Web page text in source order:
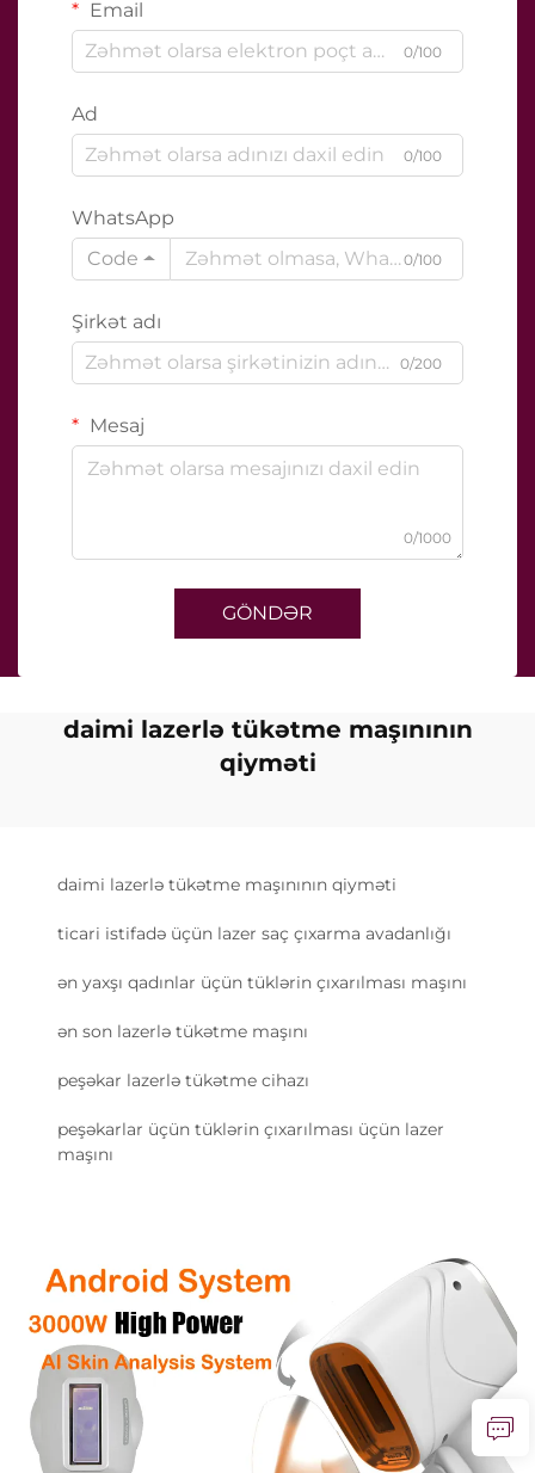
Email
0/100
Ad
0/100
WhatsApp
Code
0/100
Şirkət adı
0/200
Mesaj
0/1000
GÖNDƏR
daimi lazerlə tükətme maşınının
qiyməti
daimi lazerlə tükətme maşınının qiyməti
ticari istifadə üçün lazer saç çıxarma avadanlığı
ən yaxşı qadınlar üçün tüklərin çıxarılması maşını
ən son lazerlə tükətme maşını
peşəkar lazerlə tükətme cihazı
peşəkarlar üçün tüklərin çıxarılması üçün lazer
maşını